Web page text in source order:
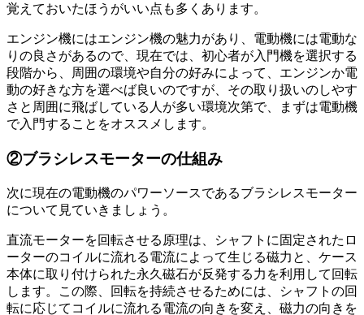
覚えておいたほうがいい点も多くあります。
エンジン機にはエンジン機の魅力があり、電動機には電動な
りの良さがあるので、現在では、初心者が入門機を選択する
段階から、周囲の環境や自分の好みによって、エンジンか電
動の好きな方を選べば良いのですが、その取り扱いのしやす
さと周囲に飛ばしている人が多い環境次第で、まずは電動機
で入門することをオススメします。
②ブラシレスモーターの仕組み
次に現在の電動機のパワーソースであるブラシレスモーター
について見ていきましょう。
直流モーターを回転させる原理は、シャフトに固定されたロ
ーターのコイルに流れる電流によって生じる磁力と、ケース
本体に取り付けられた永久磁石が反発する力を利用して回転
します。この際、回転を持続させるためには、シャフトの回
転に応じてコイルに流れる電流の向きを変え、磁力の向きを